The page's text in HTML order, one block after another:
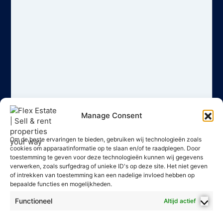
Manage Consent
Om de beste ervaringen te bieden, gebruiken wij technologieën zoals
cookies om apparaatinformatie op te slaan en/of te raadplegen. Door
toestemming te geven voor deze technologieën kunnen wij gegevens
verwerken, zoals surfgedrag of unieke ID's op deze site. Het niet geven
of intrekken van toestemming kan een nadelige invloed hebben op
bepaalde functies en mogelijkheden.
Functioneel Altijd actief